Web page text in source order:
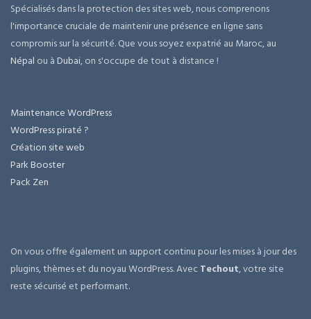
Spécialisés dans la protection des sites web, nous comprenons
l'importance cruciale de maintenir une présence en ligne sans
compromis sur la sécurité. Que vous soyez expatrié au Maroc, au
Népal ou àDubai, on s'occupe de tout à distance !
Maintenance WordPress
WordPress piraté ?
Création site web
Park Booster
Pack Zen
On vous offre également un support continu pour les mises à jour des
plugins, thèmes et du noyau WordPress. AvecTechout, votre site
reste sécurisé et performant.